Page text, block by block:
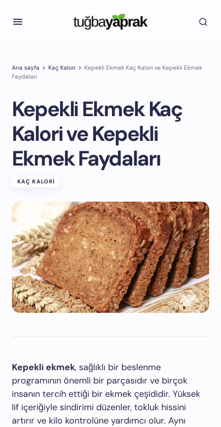
Ana sayfa Kaç Kalori
Kepekli Ekmek Kaç Kalori ve Kepekli Ekmek
Faydaları
Kepekli Ekmek Kaç
Kalori ve Kepekli
Ekmek Faydaları
KAÇ KALORI
Kepekli ekmek, sağlıklı bir beslenme
programının önemli bir parçasıdır ve birçok
insanın tercih ettiği bir ekmek çeşididir. Yüksek
lif içeriğiyle sindirimi düzenler, tokluk hissini
artırır ve kilo kontrolüne yardımcı olur. Aynı